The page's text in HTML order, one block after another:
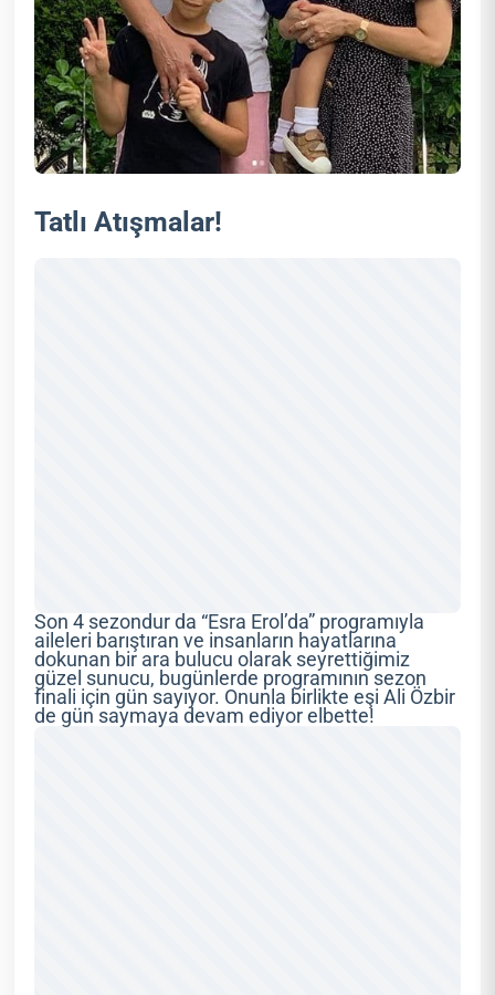
Tatlı Atışmalar!
Son 4 sezondur da “Esra Erol’da” programıyla
aileleri barıştıran ve insanların hayatlarına
dokunan bir ara bulucu olarak seyrettiğimiz
güzel sunucu, bugünlerde programının sezon
finali için gün sayıyor. Onunla birlikte eşi Ali Özbir
de gün saymaya devam ediyor elbette!